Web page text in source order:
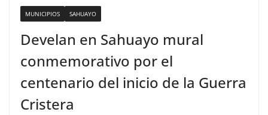
MUNICIPIOS SAHUAYO
Develan en Sahuayo mural
conmemorativo por el
centenario del inicio de la Guerra
Cristera